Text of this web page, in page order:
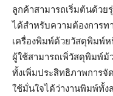
ลูกค้าสามารถเริ่มต้นด้วย
ได้สำหรับความต้องการ
เครื่องพิมพ์ด้วยวัสดุพิมพ์
ผู้ใช้สามารถเพิ่วัสดุพิมพ์ม้
ทั้งเพิ่มประสิทธิภาพการ
ใช้มั่นใจได้ว่างานพิมพ์ทั้